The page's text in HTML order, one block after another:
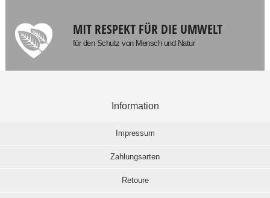
MIT RESPEKT FÜR DIE UMWELT
für den Schutz von Mensch und Natur
Information
Impressum
Zahlungsarten
Retoure